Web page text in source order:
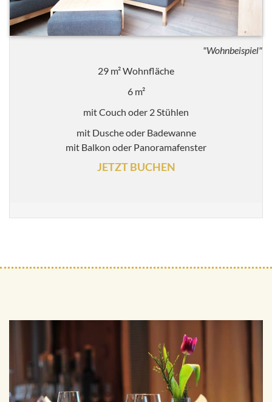
"Wohnbeispiel"
29 m² Wohnfläche
6 m²
mit Couch oder 2 Stühlen
mit Dusche oder Badewanne
mit Balkon oder Panoramafenster
JETZT BUCHEN